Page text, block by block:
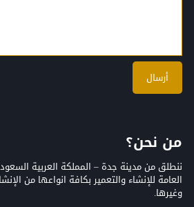
من نحن؟
ننطلق من مدينة جدة – المملكة العربية
العامة للإنشاء والتعمير بكافة انواعها من
وغيرها.